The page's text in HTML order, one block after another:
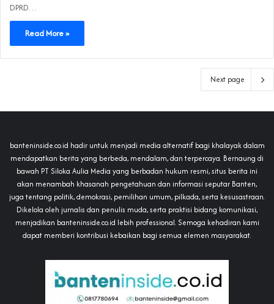
DPRD…
Read More »
Next page
banteninside.co.id hadir untuk menjadi media alternatif bagi khalayak dalam
mendapatkan berita yang berbeda, mendalam, dan terpercaya. Bernaung di
bawah PT Siloka Aulia Media yang berbadan hukum resmi, situs berita ini
akan menambah khasanah pengetahuan dan informasi seputar Banten,
juga tentang politik, demokrasi, pemilihan umum, pilkada, serta kesusastraan.
Dikelola oleh jurnalis dan penulis muda, serta praktisi bidang komunikasi,
menjadikan banteninside.co.id lebih professional. Semoga kehadiran kami
dapat memberi kontribusi kebaikan bagi semua elemen masyarakat.